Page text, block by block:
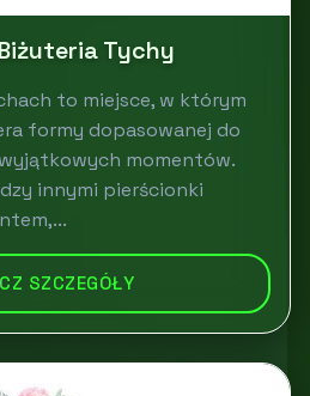
Tychy
to miejsce, w którym
formy dopasowanej do
momentów.
innymi pierścionki
SZCZEGÓŁY